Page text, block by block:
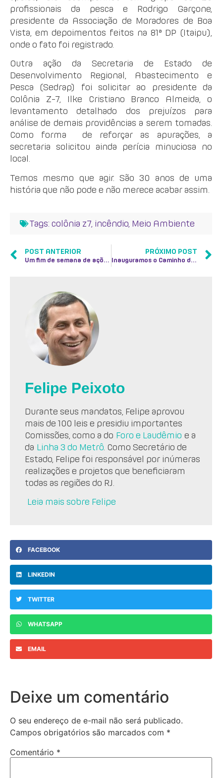
profissionais da pesca e Rodrigo Garçone,
presidente da Associação de Moradores de Boa
Vista, em depoimentos feitos na 81ª DP (Itaipu),
onde o fato foi registrado.
Outra ação da Secretaria de Estado de
Desenvolvimento Regional, Abastecimento e
Pesca (Sedrap) foi solicitar ao presidente da
Colônia Z-7, Ilke Cristiano Branco Almeida, o
levantamento detalhado dos prejuízos para
análise de demais providências a serem tomadas.
Como forma de reforçar as apurações, a
secretaria solicitou ainda perícia minuciosa no
local.
Temos mesmo que agir. São 30 anos de uma
história que não pode e não merece acabar assim.
Tags: colônia z7 incêndio Meio Ambiente
POST ANTERIOR
Um fim de semana de ações
PRÓXIMO POST
Inauguramos o Caminho do Futuro
Felipe Peixoto
Durante seus mandatos, Felipe aprovou
mais de 100 leis e presidiu importantes
Comissões, como a do Foro e Laudêmio e a
da Linha 3 do Metrô . Como Secretário de
Estado, Felipe foi responsável por inúmeras
realizações e projetos que beneficiaram
todas as regiões do RJ.
Leia mais sobre Felipe
FACEBOOK
LINKEDIN
TWITTER
WHATSAPP
EMAIL
Deixe um comentário
O seu endereço de e-mail não será publicado.
Campos obrigatórios são marcados com *
Comentário *